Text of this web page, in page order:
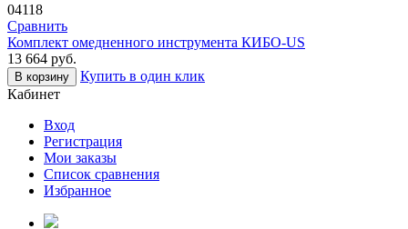
04118
Сравнить
Комплект омедненного инструмента КИБО-US
13 664 руб.
В корзину
Купить в один клик
Кабинет
Вход
Регистрация
Мои заказы
Список сравнения
Избранное